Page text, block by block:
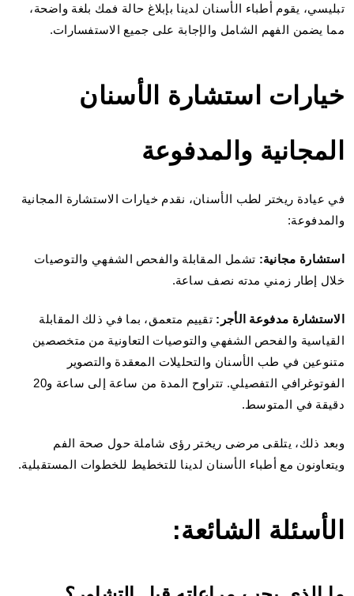
تبليسي، يقوم أطباء الأسنان لدينا بإبلاغ حالة فمك بلغة واضحة،
مما يضمن الفهم الشامل والإجابة على جميع الاستفسارات.
خيارات استشارة الأسنان
المجانية والمدفوعة
في عيادة ريختر لطب الأسنان، نقدم خيارات الاستشارة المجانية
والمدفوعة:
استشارة مجانية: تشمل المقابلة والفحص الشفهي والتوصيات
خلال إطار زمني مدته نصف ساعة.
الاستشارة مدفوعة الأجر: تقييم متعمق، بما في ذلك المقابلة
القياسية والفحص الشفهي والتوصيات التعاونية من متخصصين
متنوعين في طب الأسنان والتحليلات المعقدة والتصوير
الفوتوغرافي التفصيلي. تتراوح المدة من ساعة إلى ساعة و20
دقيقة في المتوسط.
وبعد ذلك، يتلقى مرضى ريختر رؤى شاملة حول صحة الفم
ويتعاونون مع أطباء الأسنان لدينا للتخطيط للخطوات المستقبلية.
الأسئلة الشائعة: